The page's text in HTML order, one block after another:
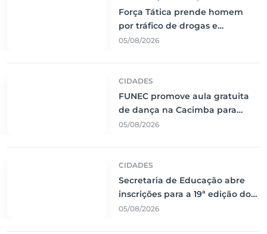
Força Tática prende homem
por tráfico de drogas e
desmonta ponto de venda no
05/08/2026
CIDADES
FUNEC promove aula gratuita
de dança na Cacimba para
incentivar saúde e integração
05/08/2026
CIDADES
Secretaria de Educação abre
inscrições para a 19ª edição do
Prêmio Professor por Excelência
05/08/2026